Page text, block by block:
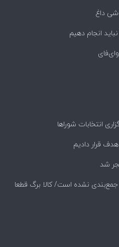
داغ
انجام دهیم
انتخابات شوراها
قرار دادیم
شد
جمع‌بندی نشده است/ کالا برگ قطعا